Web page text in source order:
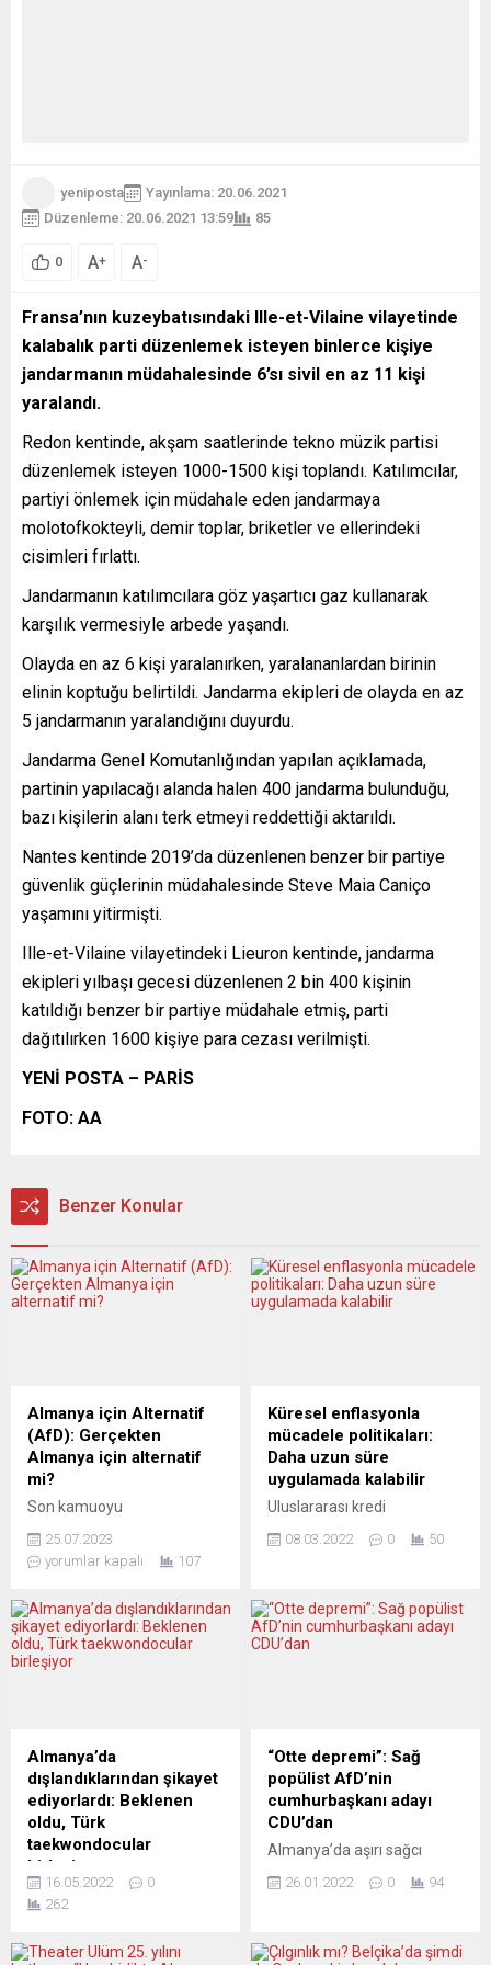
yeniposta
Yayınlama: 20.06.2021
Düzenleme: 20.06.2021 13:59
85
0 A+ A-
Fransa’nın kuzeybatısındaki Ille-et-Vilaine vilayetinde
kalabalık parti düzenlemek isteyen binlerce kişiye
jandarmanın müdahalesinde 6’sı sivil en az 11 kişi
yaralandı.
Redon kentinde, akşam saatlerinde tekno müzik partisi
düzenlemek isteyen 1000-1500 kişi toplandı. Katılımcılar,
partiyi önlemek için müdahale eden jandarmaya
molotofkokteyli, demir toplar, briketler ve ellerindeki
cisimleri fırlattı.
Jandarmanın katılımcılara göz yaşartıcı gaz kullanarak
karşılık vermesiyle arbede yaşandı.
Olayda en az 6 kişi yaralanırken, yaralananlardan birinin
elinin koptuğu belirtildi. Jandarma ekipleri de olayda en az
5 jandarmanın yaralandığını duyurdu.
Jandarma Genel Komutanlığından yapılan açıklamada,
partinin yapılacağı alanda halen 400 jandarma bulunduğu,
bazı kişilerin alanı terk etmeyi reddettiği aktarıldı.
Nantes kentinde 2019’da düzenlenen benzer bir partiye
güvenlik güçlerinin müdahalesinde Steve Maia Caniço
yaşamını yitirmişti.
Ille-et-Vilaine vilayetindeki Lieuron kentinde, jandarma
ekipleri yılbaşı gecesi düzenlenen 2 bin 400 kişinin
katıldığı benzer bir partiye müdahale etmiş, parti
dağıtılırken 1600 kişiye para cezası verilmişti.
YENİ POSTA – PARİS
FOTO: AA
Benzer Konular
Almanya için Alternatif
(AfD): Gerçekten
Almanya için alternatif
mi?
Son kamuoyu
araştırmalarına göre
Almanya’da ikinci parti
konumuna yerleşen sağ
Alternatif’i (AfD) yükselişine
ilişkin bir makale kaleme
alan Alman gazeteci Jens
veriyor. AfD’nin birçok kişi
tarafından tek muhalefet
yapan parti olarak
algılandığına buna karşılık
AfD’nin toplumdaki...
25.07.2023
yorumlar kapalı
107
Küresel enflasyonla
mücadele politikaları:
Daha uzun süre
uygulamada kalabilir
Uluslararası kredi
derecelendirme kuruluşu
Fitch Ratings, hükümetlerin
uyguladıkları destekleyici
politikaları, Rusya ve
Kredi derecelendirme
kuruluşundan yapılan
açıklamada, hükümetlerin
geçen senenin yarısından
etkisini hafifletmek için
çeşitli tedbirleri uygulamaya
08.03.2022 0 50
Almanya’da
dışlandıklarından şikayet
ediyorlardı: Beklenen
oldu, Türk
taekwondocular
birleşiyor
Almanya’da sayıları tam
olarak bilinmeyen Türk
kulüpleri birleşme kararı aldı.
16.05.2022
0
262
“Otte depremi”: Sağ
popülist AfD’nin
cumhurbaşkanı adayı
CDU’dan
Almanya’da aşırı sağcı
(AfD) Partisi, Hıristiyan
yapılacak cumhurbaşkanlığı
26.01.2022 0 94